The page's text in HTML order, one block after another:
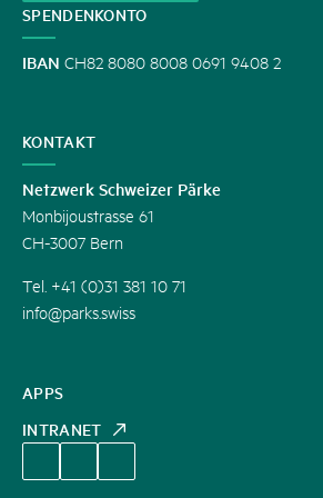
APPS
INTRANET
SPENDENKONTO
IBAN CH82 8080 8008 0691 9408 2
KONTAKT
Netzwerk Schweizer Pärke
Monbijoustrasse 61
CH-3007 Bern
Tel. +41 (0)31 381 10 71
info@parks.swiss